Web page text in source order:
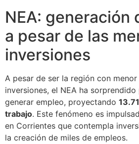
NEA: generación
a pesar de las
inversiones
A pesar de ser la región con
inversiones, el NEA ha
generar empleo, proyectando
trabajo. Este fenómeno es
en Corrientes que contempla
la creación de miles de empleos.